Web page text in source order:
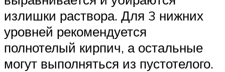
излишки раствора. Для 3 нижних
уровней рекомендуется
полнотелый кирпич, а остальные
могут выполняться из пустотелого.